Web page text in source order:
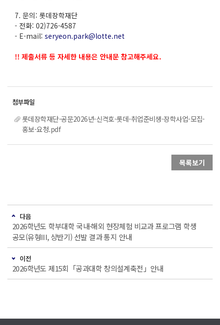
7. 문의: 롯데장학재단
- 전화: 02)726-4587
- E-mail: seryeon.park@lotte.net
!! 제출서류 등 자세한 내용은 안내문 참고해주세요.
롯데장학재단-공문2026년-신격호-롯데-취업준비생-장학사업-모집-
홍보-요청.pdf
목록보기
다음
2026학년도 학부대학 국내·해외 현장체험 비교과 프로그램 학생
공모(유형III, 상반기) 선발 결과 통지 안내
이전
2026학년도 제15회「공과대학 창의설계축전」안내